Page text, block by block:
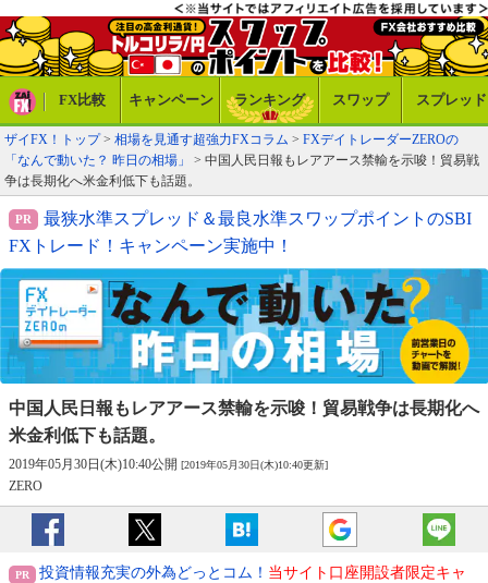
FX比較 キャンペーン ランキング スワップ スプレッド
ザイFX！トップ> 相場を見通す超強力FXコラム > FXデイトレーダーZEROの
「なんで動いた？ 昨日の相場」
> 中国人民日報もレアアース禁輸を示唆！貿易戦
争は長期化へ米金利低下も話題。
最狭水準スプレッド＆最良水準スワップポイントのSBI
FXトレード！キャンペーン実施中！
中国人民日報もレアアース禁輸を示唆！ 貿易戦争は長期化へ
米金利低下も話題。
2019年05月30日(木)10:40公開 [2019年05月30日(木)10:40更新]
ZERO
投資情報充実の外為どっとコム！ 当サイト口座開設者限定キャ